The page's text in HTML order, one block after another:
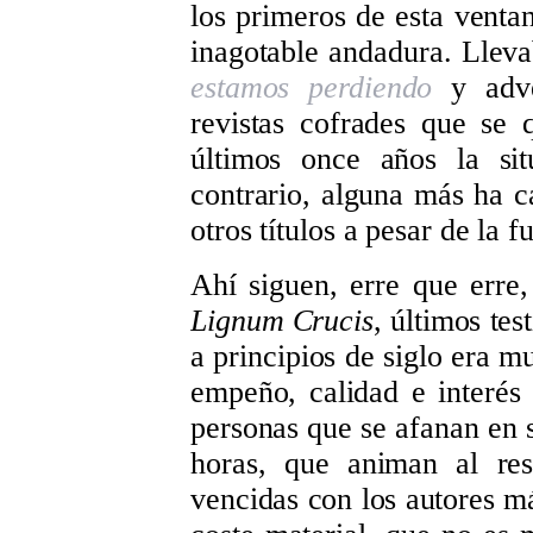
los primeros de esta
inagotable andadura.
estamos perdiendo y
revistas cofrades que se
últimos once años la
contrario, alguna más ha
otros títulos a pesar de la
Ahí siguen, erre que
Lignum Crucis, últimos
a principios de siglo era
empeño, calidad e
personas que se afanan
horas, que animan al
vencidas con los autores